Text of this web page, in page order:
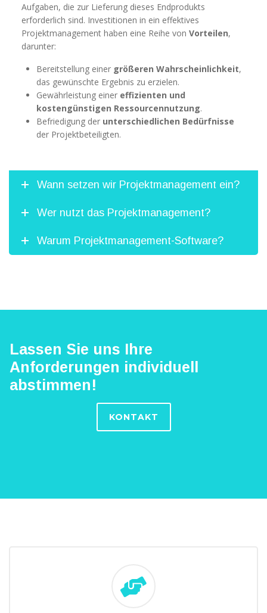
Aufgaben, die zur Lieferung dieses Endprodukts
erforderlich sind. Investitionen in ein effektives
Projektmanagement haben eine Reihe von Vorteilen,
darunter:
Bereitstellung einer größeren Wahrscheinlichkeit,
das gewünschte Ergebnis zu erzielen.
Gewährleistung einer effizienten und
kostengünstigen Ressourcennutzung.
Befriedigung der unterschiedlichen Bedürfnisse
der Projektbeteiligten.
Wann setzen wir Projektmanagement ein?
Wer nutzt das Projektmanagement?
Warum Projektmanagement-Software?
Lassen Sie uns Ihre
Anforderungen individuell
abstimmen!
KONTAKT